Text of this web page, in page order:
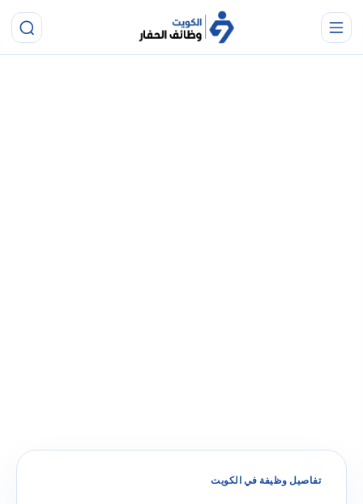
تفاصيل وظيفة في الكويت